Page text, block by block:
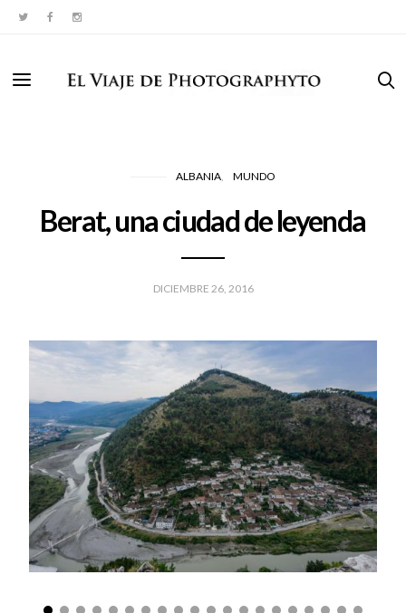
ALBANIA MUNDO
Berat, una ciudad de leyenda
DICIEMBRE 26, 2016